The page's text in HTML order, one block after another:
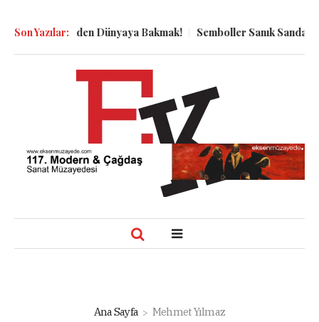
Son Yazılar:
Kuyu Dibinden Dünyaya Bakmak! Semboller Sanık
Ana Sayfa Mehmet Yılmaz